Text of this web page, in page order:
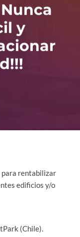
y
para rentabilizar
edificios y/o
(Chile).